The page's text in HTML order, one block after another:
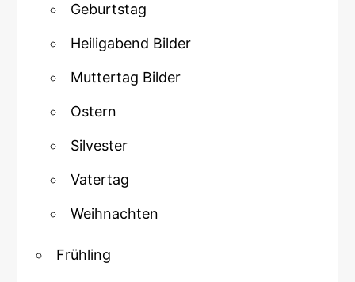
Geburtstag
Heiligabend Bilder
Muttertag Bilder
Ostern
Silvester
Vatertag
Weihnachten
Frühling